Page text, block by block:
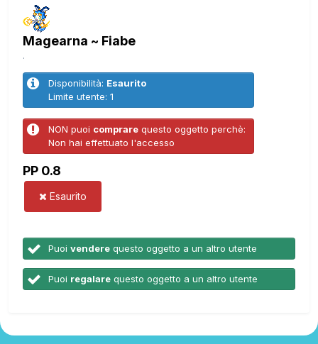
Magearna ~ Fiabe
.
Disponibilità: Esaurito
Limite utente: 1
NON puoi comprare questo oggetto perchè:
Non hai effettuato l'accesso
PP 0.8
Esaurito
Puoi vendere questo oggetto a un altro utente
Puoi regalare questo oggetto a un altro utente